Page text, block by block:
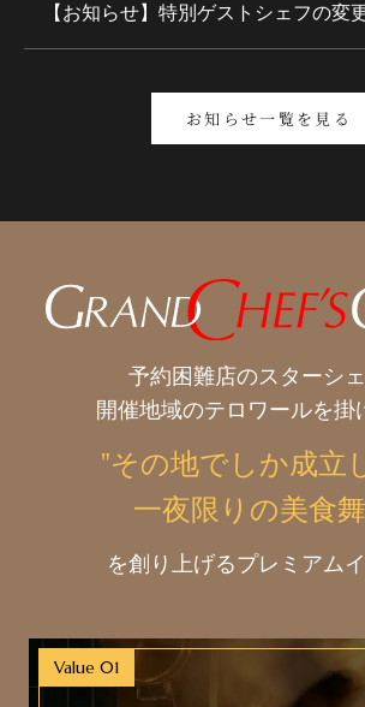
【お知らせ】特別ゲストシェフの変
お知らせ一覧を見る
予約困難店のスターシ
開催地域のテロワールを掛
"その地でしか成立
一夜限りの美食
を創り上げるプレミアム
Value 01